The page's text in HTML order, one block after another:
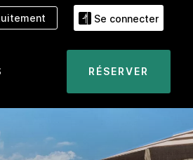
Se connecter
RÉSERVER